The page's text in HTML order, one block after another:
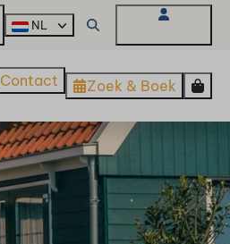
NL
Contact Zoek & Boek